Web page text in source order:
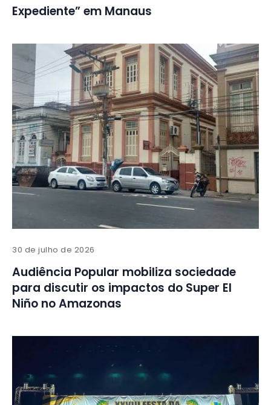
Expediente” em Manaus
30 de julho de 2026
Audiência Popular mobiliza sociedade
para discutir os impactos do Super El
Niño no Amazonas